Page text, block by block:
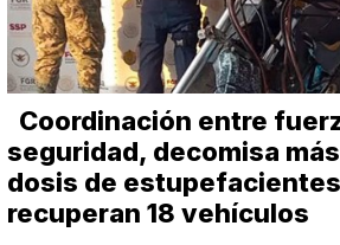
Coordinación entre
seguridad, decomisa
dosis de
recuperan 18 vehículos